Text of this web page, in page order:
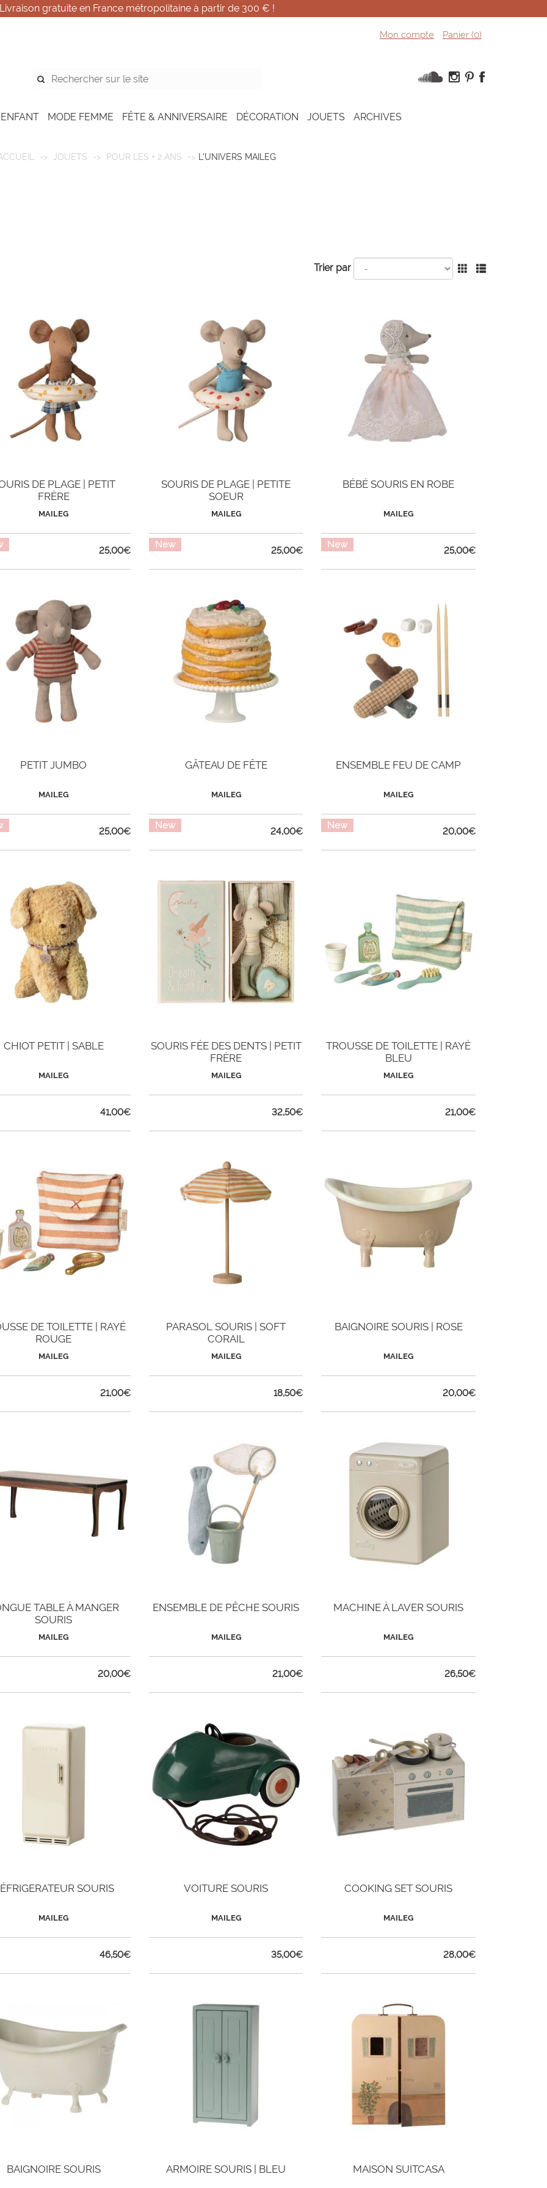
gratuite en France métropolitaine à partir de 300 € !
Mon compte Panier (0)
MODE FEMME FÊTE & ANNIVERSAIRE DÉCORATION JOUETS ARCHIVES
JOUETS POUR LES + 2 ANS L'UNIVERS MAILEG
Trier par
DE PLAGE | PETIT
FRÈRE
MAILEG
25,00€
SOURIS DE PLAGE | PETITE
SOEUR
MAILEG
New
25,00€
BÉBÉ SOURIS EN ROBE
MAILEG
New
25,00€
PETIT JUMBO
MAILEG
25,00€
GÂTEAU DE FÊTE
MAILEG
New
24,00€
ENSEMBLE FEU DE CAMP
MAILEG
New
20,00€
CHIOT PETIT | SABLE
MAILEG
41,00€
SOURIS FÉE DES DENTS | PETIT
FRÈRE
MAILEG
32,50€
TROUSSE DE TOILETTE | RAYÉ
BLEU
MAILEG
21,00€
DE TOILETTE | RAYÉ
ROUGE
MAILEG
21,00€
PARASOL SOURIS | SOFT
CORAIL
MAILEG
18,50€
BAIGNOIRE SOURIS | ROSE
MAILEG
20,00€
TABLE À MANGER
SOURIS
MAILEG
20,00€
ENSEMBLE DE PÊCHE SOURIS
MAILEG
21,00€
MACHINE À LAVER SOURIS
MAILEG
26,50€
SOURIS
MAILEG
46,50€
VOITURE SOURIS
MAILEG
35,00€
COOKING SET SOURIS
MAILEG
28,00€
BAIGNOIRE SOURIS ARMOIRE SOURIS | BLEU MAISON SUITCASA